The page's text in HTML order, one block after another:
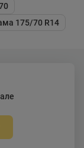
175/70 R14